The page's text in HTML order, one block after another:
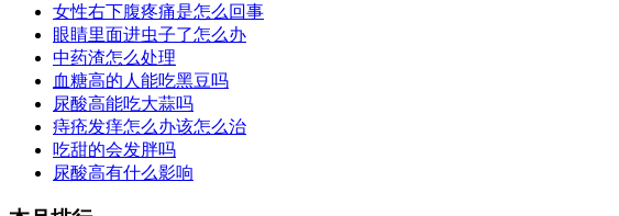
女性右下腹疼痛是怎么回事
眼睛里面进虫子了怎么办
中药渣怎么处理
血糖高的人能吃黑豆吗
尿酸高能吃大蒜吗
痔疮发痒怎么办该怎么治
吃甜的会发胖吗
尿酸高有什么影响